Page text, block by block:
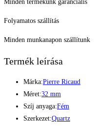
Minden termékünk garanciális
Folyamatos szállítás
Minden munkanapon szállítunk
Termék leírása
Márka:Pierre Ricaud
Méret:32 mm
Szíj anyaga:Fém
Szerkezet:Quartz